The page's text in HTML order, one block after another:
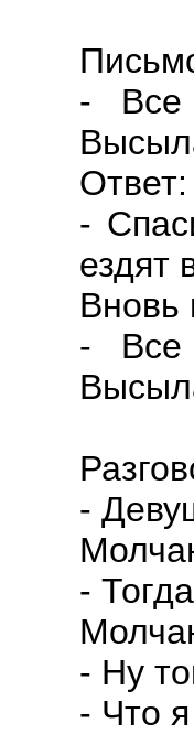
- Все
Ответ:
-
ездят
Вновь
- Все
-
-
- Ну
- Что